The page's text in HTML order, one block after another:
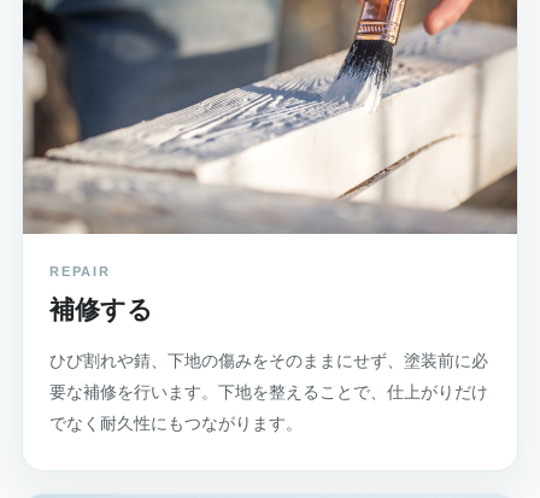
REPAIR
補修する
ひび割れや錆、下地の傷みをそのままにせず、塗装前に必
要な補修を行います。下地を整えることで、仕上がりだけ
でなく耐久性にもつながります。